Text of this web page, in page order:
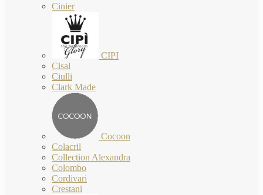
Cinier
CIPI
Cisal
Ciulli
Clark Made
Cocoon
Colacril
Collection Alexandra
Colombo
Cordivari
Crestani